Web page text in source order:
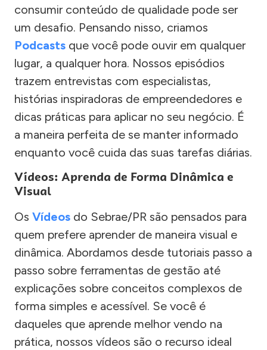
consumir conteúdo de qualidade pode ser
um desafio. Pensando nisso, criamos
Podcasts que você pode ouvir em qualquer
lugar, a qualquer hora. Nossos episódios
trazem entrevistas com especialistas,
histórias inspiradoras de empreendedores e
dicas práticas para aplicar no seu negócio. É
a maneira perfeita de se manter informado
enquanto você cuida das suas tarefas diárias.
Vídeos: Aprenda de Forma Dinâmica e
Visual
Os Vídeos do Sebrae/PR são pensados para
quem prefere aprender de maneira visual e
dinâmica. Abordamos desde tutoriais passo a
passo sobre ferramentas de gestão até
explicações sobre conceitos complexos de
forma simples e acessível. Se você é
daqueles que aprende melhor vendo na
prática, nossos vídeos são o recurso ideal